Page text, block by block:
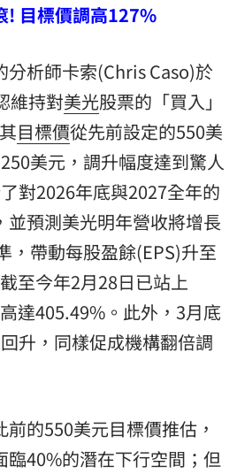
! 目標價調高127%
分析師卡索(Chris Caso)於
維持對美光股票的「買入」
目標價從先前設定的550美
美元，調升幅度達到驚人
對2026年底與2027全年的
並預測美光明年營收將增長
，帶動每股盈餘(EPS)升至
至今年2月28日已站上
達405.49%。此外，3月底
升，同樣促成機構翻倍調
的550美元目標價推估，
臨40%的潛在下行空間；但